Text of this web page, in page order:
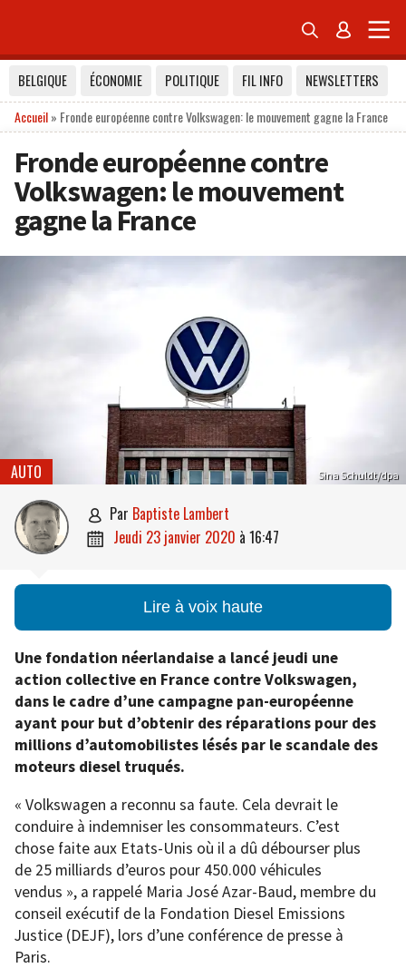
 
BELGIQUE ÉCONOMIE POLITIQUE FIL INFO
NEWSLETTERS
Accueil» Fronde européenne contre Volkswagen: le mouvement gagne la France
Fronde européenne contre
Volkswagen: le mouvement
gagne la France
Sina Schuldt/dpa
AUTO
 par Baptiste Lambert
 jeudi 23 janvier 2020 à 16:47
Lire à voix haute
Une fondation néerlandaise a lancé jeudi une
action collective en France contre Volkswagen,
dans le cadre d’une campagne pan-européenne
ayant pour but d’obtenir des réparations pour des
millions d’automobilistes lésés par le scandale des
moteurs diesel truqués.
« Volkswagen a reconnu sa faute. Cela devrait le
conduire à indemniser les consommateurs. C’est
chose faite aux Etats-Unis où il a dû débourser plus
de 25 milliards d’euros pour 450.000 véhicules
vendus », a rappelé Maria José Azar-Baud, membre du
conseil exécutif de la Fondation Diesel Emissions
Justice (DEJF), lors d’une conférence de presse à
Paris.